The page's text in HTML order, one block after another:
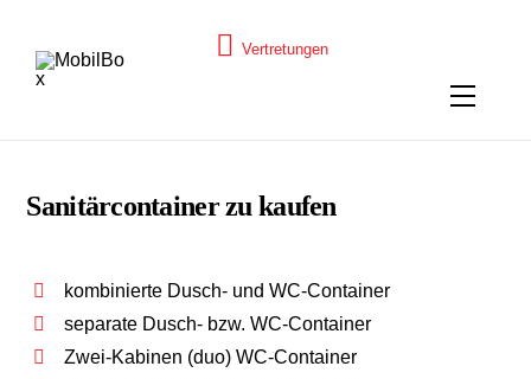
content
Vertretungen
Menu
Sanitärcontainer zu kaufen
kombinierte Dusch- und WC-Container
separate Dusch- bzw. WC-Container
Zwei-Kabinen (duo) WC-Container